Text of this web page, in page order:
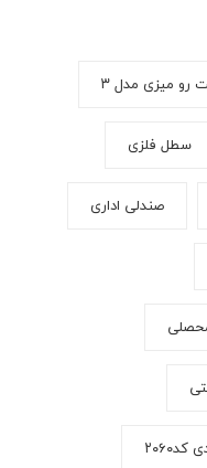
رو میزی مدل ۳
سطل فلزی
صندلی اداری